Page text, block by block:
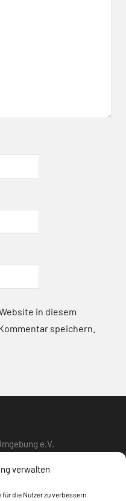
verwalten
die Nutzer zu verbessern.
in diesem
speichern.
e.V.